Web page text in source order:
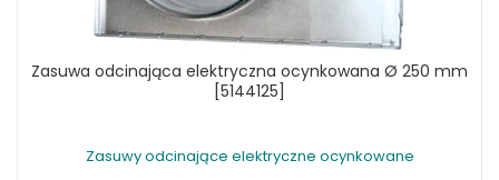
Zasuwa odcinająca elektryczna ocynkowana Ø 250 mm
[5144125]
Zasuwy odcinające elektryczne ocynkowane